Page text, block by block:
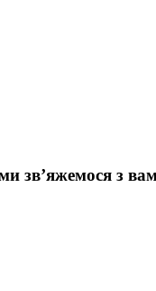
зв’яжемося з